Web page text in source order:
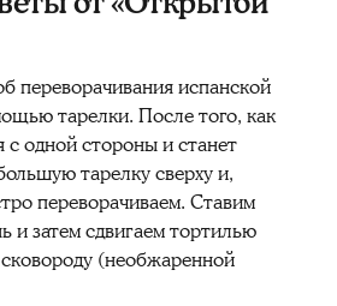
переворачивания испанской
тарелки. После того, как
одной стороны и станет
тарелку сверху и,
переворачиваем. Ставим
и затем сдвигаем тортилью
(необжаренной